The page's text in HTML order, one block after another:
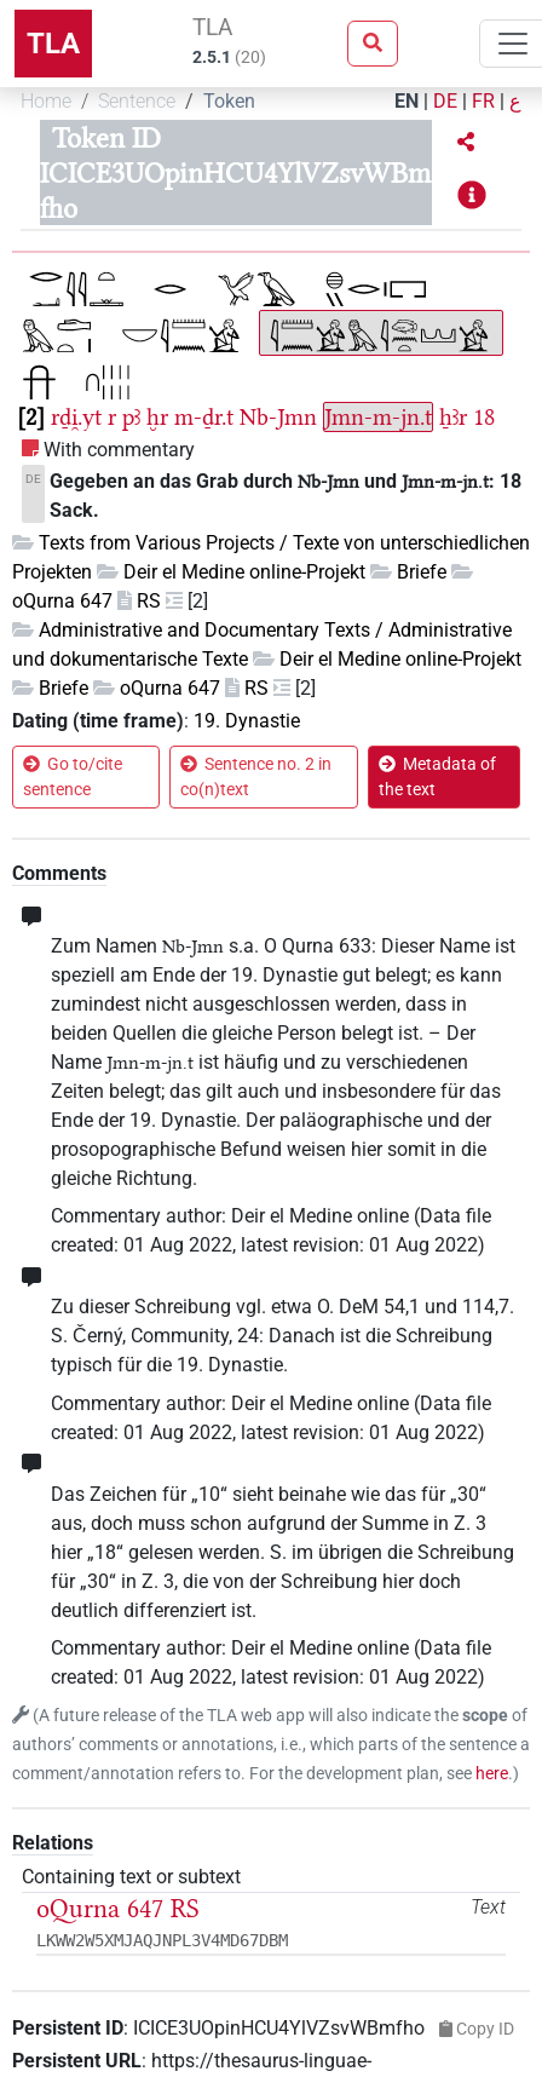
TLA TLA
2.5.1 (20)
Home Sentence Token EN | DE | FR | ع
Token ID
ICICE3UOpinHCU4YlVZsvWBm
fho
2 rḏi̯.yt r pꜣ ḫr m-ḏr.t Nb-Jmn Jmn-m-jn.t ẖꜣr 18
With commentary
DE Gegeben an das Grab durchNb-Jmn undJmn-m-jn.t: 18
Sack.
Texts from Various Projects / Texte von unterschiedlichen
Projekten
Deir el Medine online-Projekt
Briefe
oQurna 647
RS
[2]
Administrative and Documentary Texts / Administrative
und dokumentarische Texte
Deir el Medine online-Projekt
Briefe
oQurna 647 RS
[2]
Dating (time frame): 19. Dynastie
Go to/cite
sentence
Sentence no. 2 in
co(n)text
Metadata of
the text
Comments
Zum Namen Nb-Jmn s.a. O Qurna 633: Dieser Name ist
speziell am Ende der 19. Dynastie gut belegt; es kann
zumindest nicht ausgeschlossen werden, dass in
beiden Quellen die gleiche Person belegt ist. – Der
Name Jmn-m-jn.t ist häufig und zu verschiedenen
Zeiten belegt; das gilt auch und insbesondere für das
Ende der 19. Dynastie. Der paläographische und der
prosopographische Befund weisen hier somit in die
gleiche Richtung.
Commentary author: Deir el Medine online (Data file
created: 01 Aug 2022, latest revision: 01 Aug 2022)
Zu dieser Schreibung vgl. etwa O. DeM 54,1 und 114,7.
S. Černý, Community, 24: Danach ist die Schreibung
typisch für die 19. Dynastie.
Commentary author: Deir el Medine online (Data file
created: 01 Aug 2022, latest revision: 01 Aug 2022)
Das Zeichen für „10“ sieht beinahe wie das für „30“
aus, doch muss schon aufgrund der Summe in Z. 3
hier „18“ gelesen werden. S. im übrigen die Schreibung
für „30“ in Z. 3, die von der Schreibung hier doch
deutlich differenziert ist.
Commentary author: Deir el Medine online (Data file
created: 01 Aug 2022, latest revision: 01 Aug 2022)
(A future release of the TLA web app will also indicate thescopeof
authors’ comments or annotations, i.e., which parts of the sentence a
comment/annotation refers to. For the development plan, see here.)
Relations
Containing text or subtext
Text
oQurna 647 RS
LKWW2W5XMJAQJNPL3V4MD67DBM
Persistent ID: ICICE3UOpinHCU4YlVZsvWBmfho Copy ID
Persistent URL: https://thesaurus-linguae-